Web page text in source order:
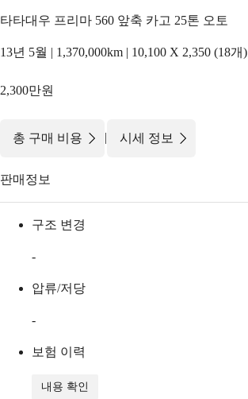
타타대우 프리마 560 앞축 카고 25톤 오토
13년 5월 | 1,370,000km | 10,100 X 2,350 (18개)
2,300만원
총 구매 비용 | 시세 정보
판매정보
구조 변경
-
압류/저당
-
보험 이력
내용 확인